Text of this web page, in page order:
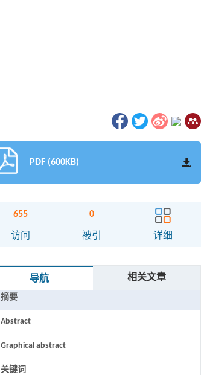
PDF (600KB)
655
访问
0
被引 详细
导航 相关文章
摘要
Abstract
Graphical abstract
关键词